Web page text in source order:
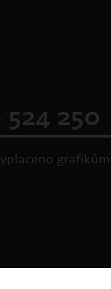
524 250
grafikům